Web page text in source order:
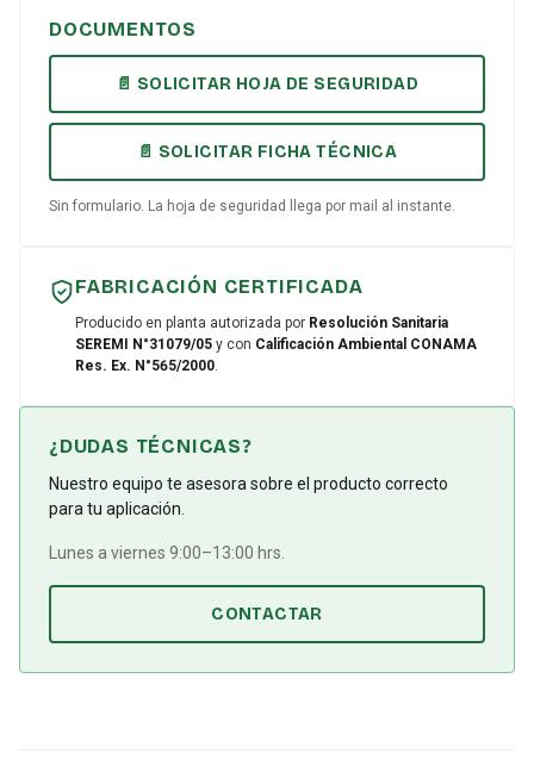
DOCUMENTOS
📄 SOLICITAR HOJA DE SEGURIDAD
📄 SOLICITAR FICHA TÉCNICA
Sin formulario. La hoja de seguridad llega por mail al instante.
FABRICACIÓN CERTIFICADA
Producido en planta autorizada por Resolución Sanitaria
SEREMI N°31079/05 y con Calificación Ambiental CONAMA
Res. Ex. N°565/2000.
¿DUDAS TÉCNICAS?
Nuestro equipo te asesora sobre el producto correcto
para tu aplicación.
Lunes a viernes 9:00–13:00 hrs.
CONTACTAR